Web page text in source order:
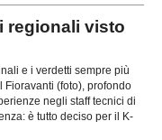
regionali visto
e i verdetti sempre più
Fioravanti (foto), profondo
negli staff tecnici di
è tutto deciso per il K-